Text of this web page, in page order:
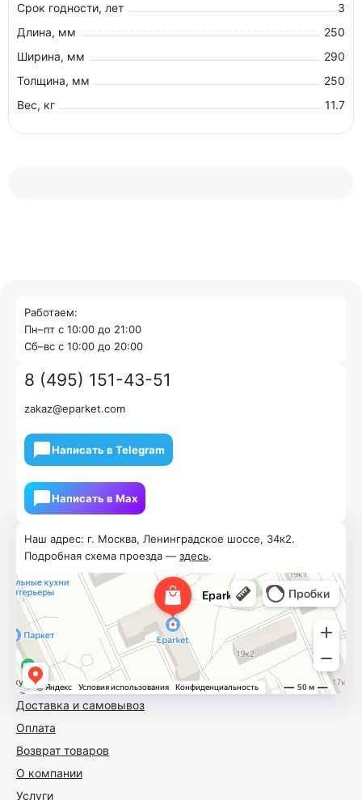
Срок годности, лет
3
Длина, мм
250
Ширина, мм
290
Толщина, мм
250
Вес, кг
11.7
Доставка и самовывоз
Оплата
Возврат товаров
О компании
Услуги
Наш адрес: г. Москва, Ленинградское шоссе, 34к2.
Подробная схема проезда — здесь.
Работаем:
Пн–пт с 10:00 до 21:00
Cб–вс с 10:00 до 20:00
8 (495) 151-43-51
zakaz@eparket.com
Написать в Telegram
Написать в Мах